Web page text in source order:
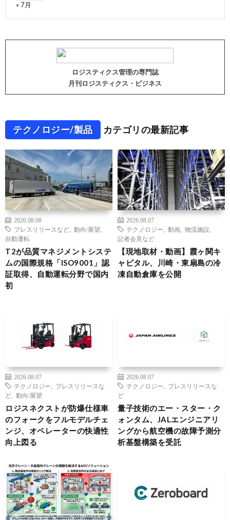
« 7月
ロジスティクス管理の専門誌
月刊ロジスティクス・ビジネス
テクノロジー/製品 カテゴリの最新記事
2026.08.08
プレスリリースなど
動向/展望
自動運転
T2が品質マネジメントシステ
ムの国際規格「ISO9001」認
証取得、自動運転分野で国内
初
2026.08.07
テクノロジー
動画 物流施設
記者会見など
【現地取材・動画】霞ヶ関キ
ャピタル、川崎・東扇島の冷
凍自動倉庫を公開
2026.08.07
テクノロジー
プレスリリースな
ど
動向/展望
ロジスネクストが防爆仕様車
のフォークをフルモデルチェ
ンジ、オペレーターの快適性
向上図る
2026.08.07
テクノロジー
プレスリリースな
ど
量子技術のエー・スター・ク
ォンタム、JALエンジニアリ
ングから航空機の故障予測分
析基盤構築を受託